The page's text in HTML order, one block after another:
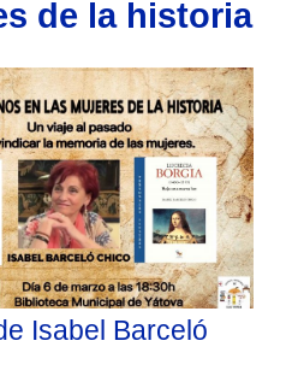
de la historia
Isabel Barceló